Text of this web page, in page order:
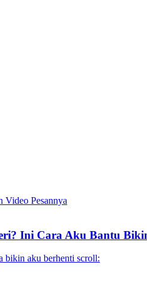
Ini Cara Aku Bantu
bikin aku berhenti scroll: